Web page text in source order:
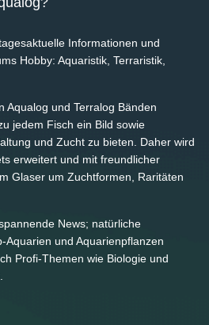
Informationen und
Hobby: Aquaristik, Terraristik,
Aqualog und Terralog Bänden
jedem Fisch ein Bild sowie
und Zucht zu bieten. Daher wird
erweitert und mit freundlicher
Glaser um Zuchtformen, Raritäten
News; natürliche
Aquarien und Aquarienpflanzen
Profi-Themen wie Biologie und